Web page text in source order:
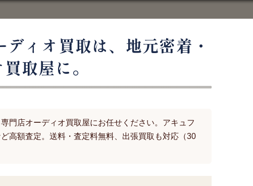
ィオ買取は、地元密着・
取屋に。
門店オーディオ買取屋にお任せください。アキュフ
高額査定。送料・査定料無料、出張買取も対応（30